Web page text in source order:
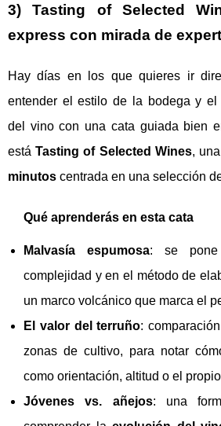
3) Tasting of Selected
express con mirada de
Hay días en los que quieres ir
entender el estilo de la bodega y el
del vino con una cata guiada bien
estáTasting of Selected Wines,
minutos centrada en una selección
Qué aprenderás en esta cata
Malvasía espumosa: se
complejidad y en el método de
un marco volcánico que marca el
El valor del terruño:
zonas de cultivo, para notar
como orientación, altitud o el
Jóvenes vs. añejos: una